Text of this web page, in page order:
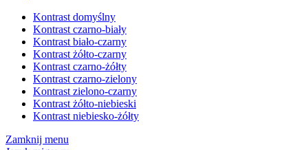
Kontrast domyślny
Kontrast czarno-biały
Kontrast biało-czarny
Kontrast żółto-czarny
Kontrast czarno-żółty
Kontrast czarno-zielony
Kontrast zielono-czarny
Kontrast żółto-niebieski
Kontrast niebiesko-żółty
Zamknij menu